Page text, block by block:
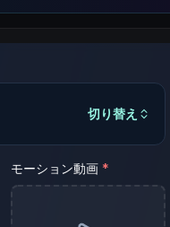
切り替え
モーション動画 *